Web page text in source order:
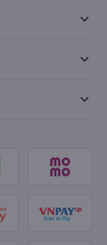
keyboard_arrow_down
keyboard_arrow_down
keyboard_arrow_down